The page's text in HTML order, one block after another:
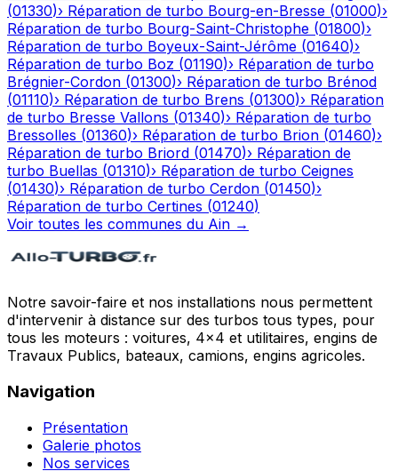
(01330)› Réparation de turbo Bourg-en-Bresse (01000)›
Réparation de turbo Bourg-Saint-Christophe (01800)›
Réparation de turbo Boyeux-Saint-Jérôme (01640)›
Réparation de turbo Boz (01190)› Réparation de turbo
Brégnier-Cordon (01300)› Réparation de turbo Brénod
(01110)› Réparation de turbo Brens (01300)› Réparation
de turbo Bresse Vallons (01340)› Réparation de turbo
Bressolles (01360)› Réparation de turbo Brion (01460)›
Réparation de turbo Briord (01470)› Réparation de
turbo Buellas (01310)› Réparation de turbo Ceignes
(01430)› Réparation de turbo Cerdon (01450)›
Réparation de turbo Certines (01240)
Voir toutes les communes du Ain →
Notre savoir-faire et nos installations nous permettent
d'intervenir à distance sur des turbos tous types, pour
tous les moteurs : voitures, 4x4 et utilitaires, engins de
Travaux Publics, bateaux, camions, engins agricoles.
Navigation
Présentation
Galerie photos
Nos services